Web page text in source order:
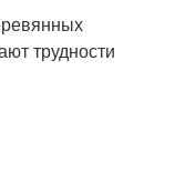
трудности